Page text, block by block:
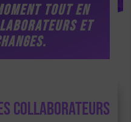
tout en
et
collaborateurs